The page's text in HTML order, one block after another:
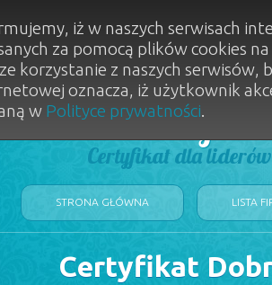
Dobry
Certyfikat dla
STRONA GŁÓWNA LISTA
Certyfikat
iż w naszych serwisach
za pomocą plików cookies
korzystanie z naszych
oznacza, iż użytkownik
w Polityce prywatności.